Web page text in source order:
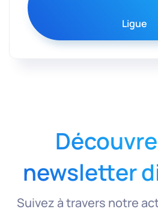
Ligue
newsletter
Suivez à travers notre